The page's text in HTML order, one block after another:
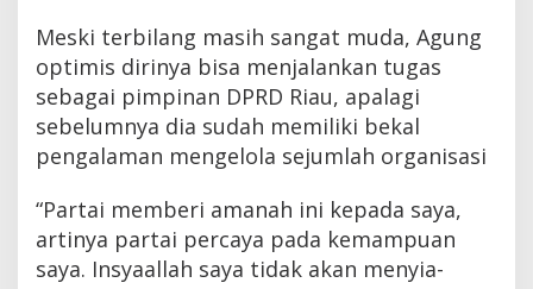
Meski terbilang masih sangat muda, Agung
optimis dirinya bisa menjalankan tugas
sebagai pimpinan DPRD Riau, apalagi
sebelumnya dia sudah memiliki bekal
pengalaman mengelola sejumlah organisasi
“Partai memberi amanah ini kepada saya,
artinya partai percaya pada kemampuan
saya. Insyaallah saya tidak akan menyia-